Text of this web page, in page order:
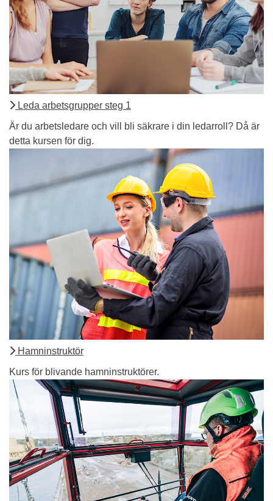
Leda arbetsgrupper steg 1
Är du arbetsledare och vill bli säkrare i din ledarroll? Då är
detta kursen för dig.
Hamninstruktör
Kurs för blivande hamninstruktörer.